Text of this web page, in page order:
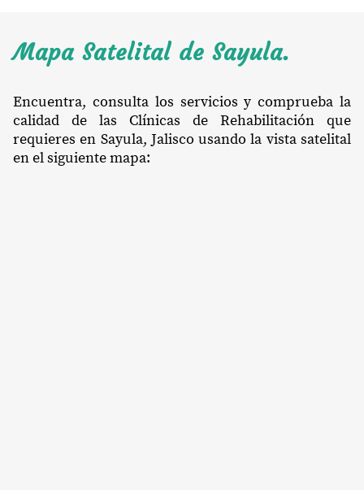
Mapa Satelital de Sayula.
Encuentra, consulta los servicios y comprueba la
calidad de las Clínicas de Rehabilitación que
requieres en Sayula, Jalisco usando la vista satelital
en el siguiente mapa: